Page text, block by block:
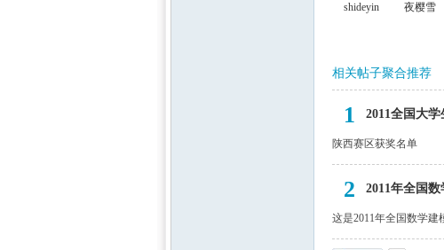
shideyin 夜樱雪
相关帖子聚合推荐
1 2011全国大
陕西赛区获奖名单
2 2011年全国
这是2011年全国数学建